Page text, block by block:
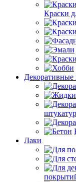
Краски
Лаки